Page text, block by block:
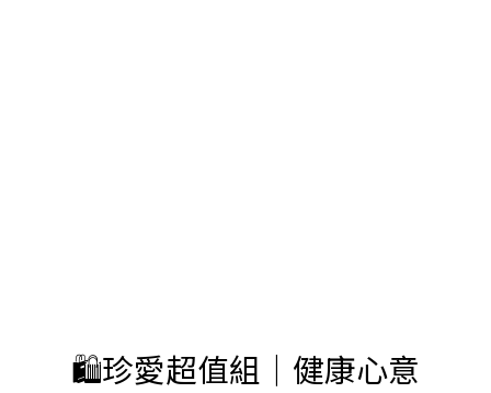
🛍️珍愛超值組｜健康心意